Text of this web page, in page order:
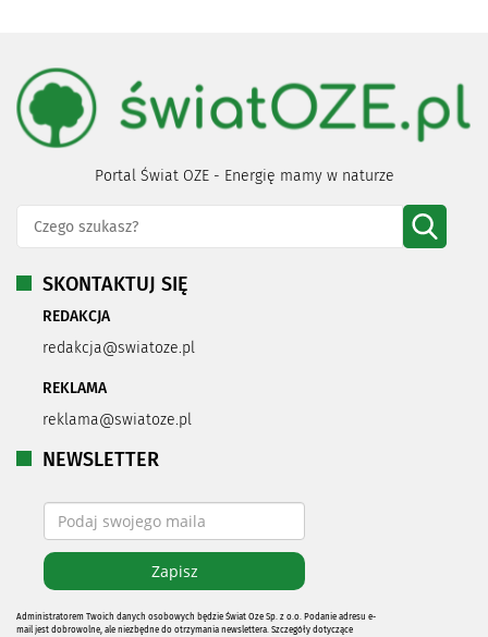
Portal Świat OZE - Energię mamy w naturze
SKONTAKTUJ SIĘ
REDAKCJA
redakcja@swiatoze.pl
REKLAMA
reklama@swiatoze.pl
NEWSLETTER
Administratorem Twoich danych osobowych będzie Świat Oze Sp. z o.o. Podanie adresu e-
mail jest dobrowolne, ale niezbędne do otrzymania newslettera. Szczegóły dotyczące